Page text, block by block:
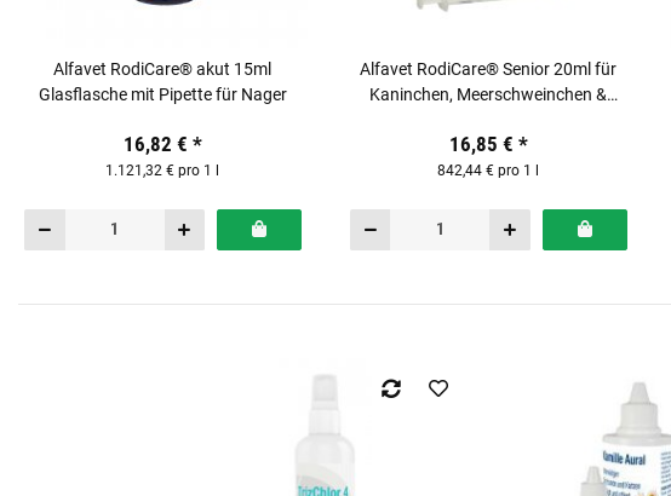
Alfavet RodiCare® akut 15ml
Glasflasche mit Pipette für Nager
16,82 € *
1.121,32 € pro 1 l
Alfavet RodiCare® Senior 20ml für
Kaninchen, Meerschweinchen &
16,85 € *
842,44 € pro 1 l